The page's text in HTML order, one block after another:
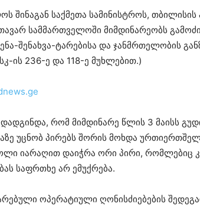
შინაგან საქმეთა სამინისტროს,
სამმართველოში მიმდინარეობს
შენახვა-ტარებისა და ჯანმრთელობის
ის 236-ე და 118-ე მუხლებით.)
რომ მიმდინარე წლის 3 მაისს
უცნობ პირებს შორის მოხდა
იარაღით დაიჭრა ორი პირი, რომლებიც
საფრთხე არ ემუქრება.
ოპერატიული ღონისძიებების